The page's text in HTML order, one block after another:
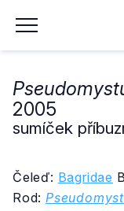
2005
sumíček
Čeleď: Bagridae
Rod: